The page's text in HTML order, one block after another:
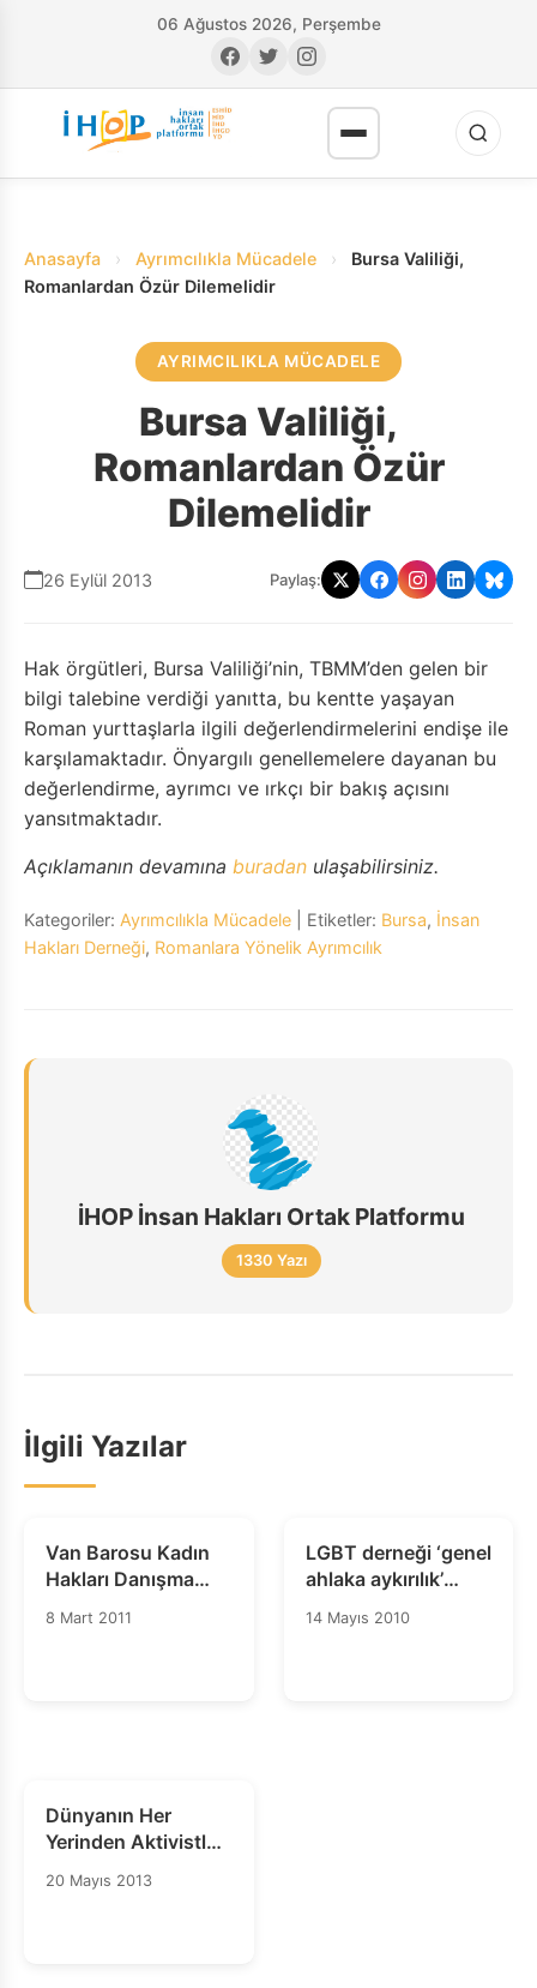
06 Ağustos 2026, Perşembe
Anasayfa › Ayrımcılıkla Mücadele ›
Bursa Valiliği,
Romanlardan Özür Dilemelidir
AYRIMCILIKLA MÜCADELE
Bursa Valiliği,
Romanlardan Özür
Dilemelidir
26 Eylül 2013 Paylaş:
Hak örgütleri, Bursa Valiliği’nin, TBMM’den gelen bir
bilgi talebine verdiği yanıtta, bu kentte yaşayan
Roman yurttaşlarla ilgili değerlendirmelerini endişe ile
karşılamaktadır. Önyargılı genellemelere dayanan bu
değerlendirme, ayrımcı ve ırkçı bir bakış açısını
yansıtmaktadır.
Açıklamanın devamına buradan ulaşabilirsiniz.
Kategoriler: Ayrımcılıkla Mücadele | Etiketler: Bursa, İnsan
Hakları Derneği, Romanlara Yönelik Ayrımcılık
İHOP İnsan Hakları Ortak Platformu
1330 Yazı
İlgili Yazılar
Van Barosu Kadın
Hakları Danışma
Merkezi 8 Mart
8 Mart 2011
LGBT derneği ‘genel
ahlaka aykırılık’
gerekçesiyle
kapatılmayacak
14 Mayıs 2010
Dünyanın Her
Yerinden Aktivistler
Jamaika, Ukrayna
ve Güney
20 Mayıs 2013